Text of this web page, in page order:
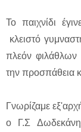
Το παιχνίδι
κλειστό
πλεόν φιλάθλων
την προσπάθεια
Γνωρίζαμε
ο Γ.Σ